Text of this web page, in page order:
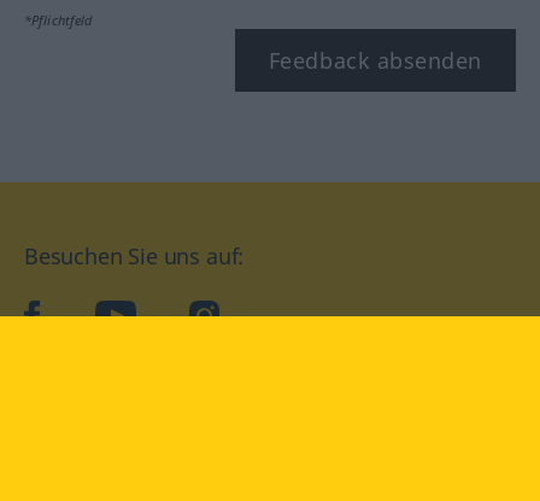
*Pflichtfeld
Feedback absenden
Besuchen Sie uns auf:
facebookYouTube Instagram